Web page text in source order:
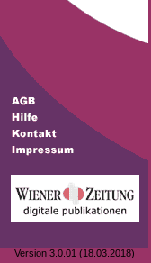
Version 3.0.01 (18.03.2018)